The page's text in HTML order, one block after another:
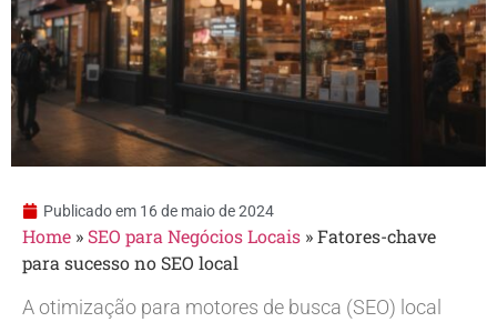
Publicado em 16 de maio de 2024
Home » SEO para Negócios Locais »Fatores-chave
para sucesso no SEO local
A otimização para motores de busca (SEO) local